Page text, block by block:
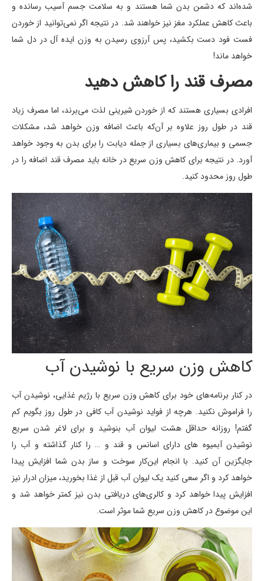
شده‌اند که دشمن بدن شما هستند و به سلامت جسم آسیب رسانده و
باعث کاهش عملکرد مغز نیز خواهند شد. در نتیجه اگر نمی‌توانید از خوردن
فست فود دست بکشید، پس آرزوی رسیدن به وزن ایده آل در دل شما
خواهد ماند!
مصرف قند را کاهش دهید
افرادی بسیاری هستند که از خوردن شیرینی لذت می‌برند، اما مصرف زیاد
قند در طول روز علاوه بر آن‌که باعث اضافه وزن خواهد شد، مشکلات
جسمی و بیماری‌های بسیاری از جمله دیابت را برای بدن به وجود خواهد
آورد. در نتیجه برای کاهش وزن سریع در خانه باید مصرف قند اضافه را در
طول روز محدود کنید.
کاهش وزن سریع با نوشیدن آب
در کنار برنامه‌های خود برای کاهش وزن سریع با رژیم غذایی، نوشیدن آب
را فراموش نکنید. هرچه از فواید نوشیدن آب کافی در طول روز بگویم کم
گفتم! روزانه حداقل هشت لیوان آب بنوشید و برای لاغر شدن سریع
نوشیدن آبمیوه ‌های دارای اسانس و قند و … را کنار گذاشته و آب را
جایگزین آن کنید. با انجام این‌کار سوخت و ساز بدن شما افزایش پیدا
خواهد کرد و اگر سعی کنید یک لیوان آب قبل از غذا بخورید، میزان ادرار نیز
افزایش پیدا خواهد کرد و کالری‌های دریافتی بدن نیز کمتر خواهد شد و
این موضوع در کاهش وزن سریع شما موثر است.